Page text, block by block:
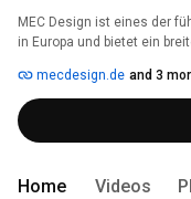
MEC Design ist eines der
in Europa und bietet ein
von Mercedes Benz
mecdesign.de and 3
Home Videos